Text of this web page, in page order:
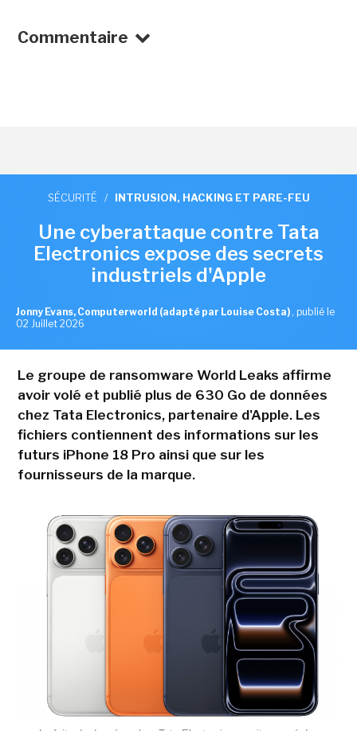
Commentaire
SÉCURITÉ / INTRUSION, HACKING ET PARE-FEU
Une cyberattaque contre Tata
Electronics expose des secrets
industriels d'Apple
Jonny Evans, Computerworld (adapté par Louise Costa) , publié le
02 Juillet 2026
Le groupe de ransomware World Leaks affirme
avoir volé et publié plus de 630 Go de données
chez Tata Electronics, partenaire d'Apple. Les
fichiers contiennent des informations sur les
futurs iPhone 18 Pro ainsi que sur les
fournisseurs de la marque.